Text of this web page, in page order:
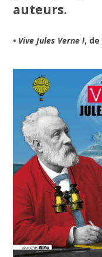
auteurs.
• Vive Jules Verne !, de